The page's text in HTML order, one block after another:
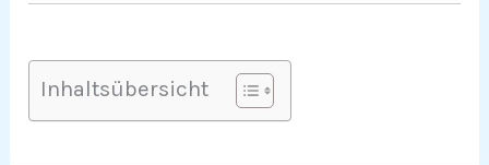
Inhaltsübersicht